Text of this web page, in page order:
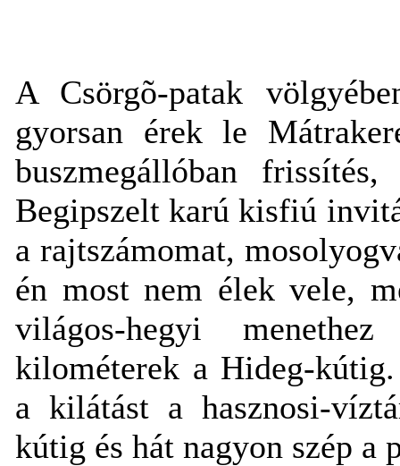
A Csörgõ-patak
gyorsan érek le
buszmegállóban
Begipszelt karú kisfiú
a rajtszámomat,
én most nem élek vele,
világos-hegyi
kilométerek a Hideg-
a kilátást a hasznosi-
kútig és hát nagyon szép a